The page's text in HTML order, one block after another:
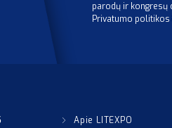
parodų ir kongresų
Privatumo
Apie LITEXPO